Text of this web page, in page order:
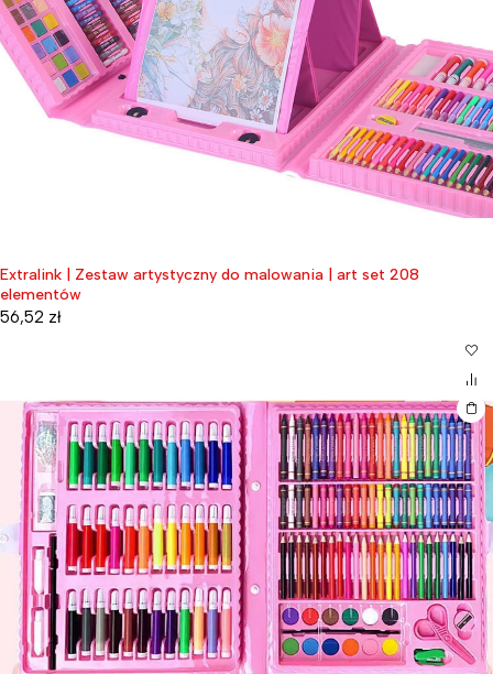
Extralink | Zestaw artystyczny do malowania | art set 208
elementów
56,52 zł